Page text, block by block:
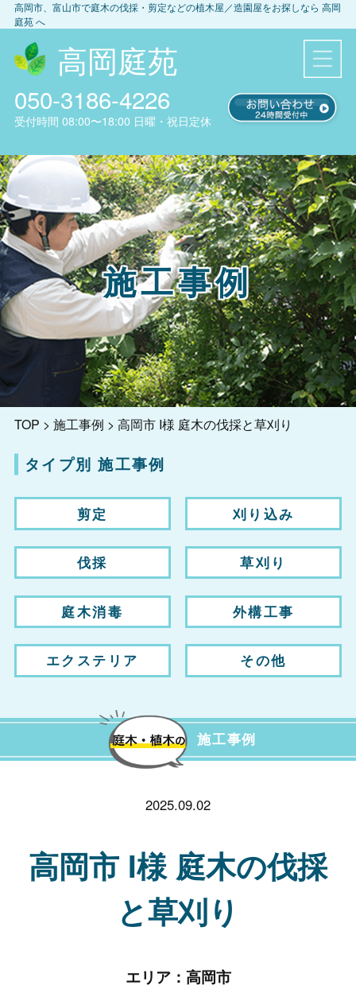
高岡市、富山市で庭木の伐採・剪定などの植木屋／造園屋をお探しなら 高岡
庭苑へ
高岡庭苑
050-3186-4226
受付時間 08:00〜18:00 日曜・祝日定休
施工事例
TOP > 施工事例 > 高岡市 I様 庭木の伐採と草刈り
タイプ別 施工事例
剪定 刈り込み
伐採 草刈り
庭木消毒 外構工事
エクステリア その他
施工事例
2025.09.02
高岡市 I様 庭木の伐採
と草刈り
エリア： 高岡市